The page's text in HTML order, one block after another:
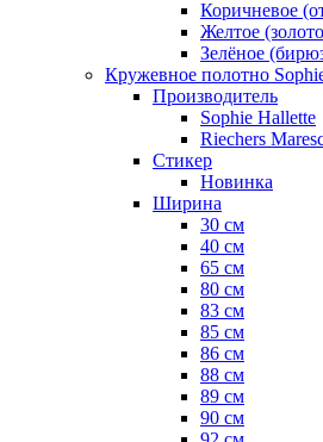
Коричневое
Желтое
Зелёное
Кружевное полотно
Производитель
Sophie Hallette
Riechers
Стикер
Новинка
Ширина
30 см
40 см
65 см
80 см
83 см
85 см
86 см
88 см
89 см
90 см